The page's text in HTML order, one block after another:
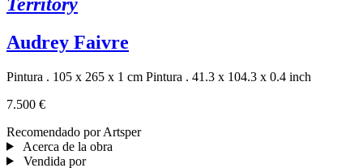
Audrey Faivre
Pintura . 105 x 265 x 1 cm Pintura . 41.3 x 104.3 x 0.4 inch
7.500 €
Recomendado por Artsper
Acerca de la obra
Vendida por